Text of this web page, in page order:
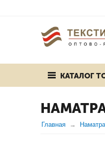
КАТАЛОГ
Главная